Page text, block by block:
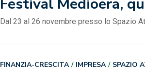
Festival Medioera,
Dal 23 al 26 novembre presso lo Spazio
FINANZIA-CRESCITA IMPRESA SPAZIO